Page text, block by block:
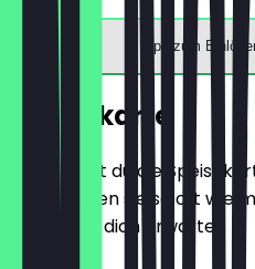
App zum
Speisekarte
Hier findest du die
aktualisieren sie so oft wie
weißt, was dich erwartet.